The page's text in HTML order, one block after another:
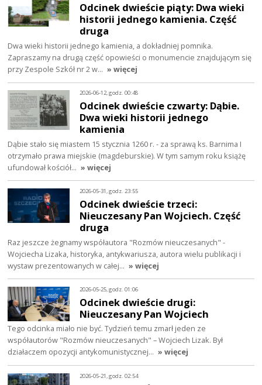
Odcinek dwieście piąty: Dwa wieki
historii jednego kamienia. Część
druga
Dwa wieki historii jednego kamienia, a dokładniej pomnika.
Zapraszamy na drugą część opowieści o monumencie znajdującym się
przy Zespole Szkół nr 2 w… » więcej
2026-06-12, godz. 00:48
Odcinek dwieście czwarty: Dąbie.
Dwa wieki historii jednego
kamienia
Dąbie stało się miastem 15 stycznia 1260 r. - za sprawą ks. Barnima I
otrzymało prawa miejskie (magdeburskie). W tym samym roku książę
ufundował kościół… » więcej
2026-05-31, godz. 23:55
Odcinek dwieście trzeci:
Nieuczesany Pan Wojciech. Część
druga
Raz jeszcze żegnamy współautora "Rozmów nieuczesanych" -
Wojciecha Lizaka, historyka, antykwariusza, autora wielu publikacji i
wystaw prezentowanych w całej… » więcej
2026-05-25, godz. 01:06
Odcinek dwieście drugi:
Nieuczesany Pan Wojciech
Tego odcinka miało nie być. Tydzień temu zmarł jeden ze
współautorów "Rozmów nieuczesanych" – Wojciech Lizak. Był
działaczem opozycji antykomunistycznej… » więcej
2026-05-21, godz. 02:54